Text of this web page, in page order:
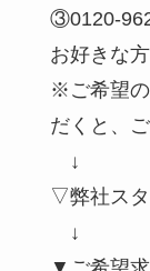
③0120-
お好きな
※ご希望の
だくと、
↓
▽弊社ス
↓